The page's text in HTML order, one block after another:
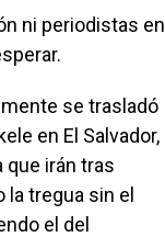
ni periodistas en
se trasladó
en El Salvador,
que irán tras
la tregua sin el
el del